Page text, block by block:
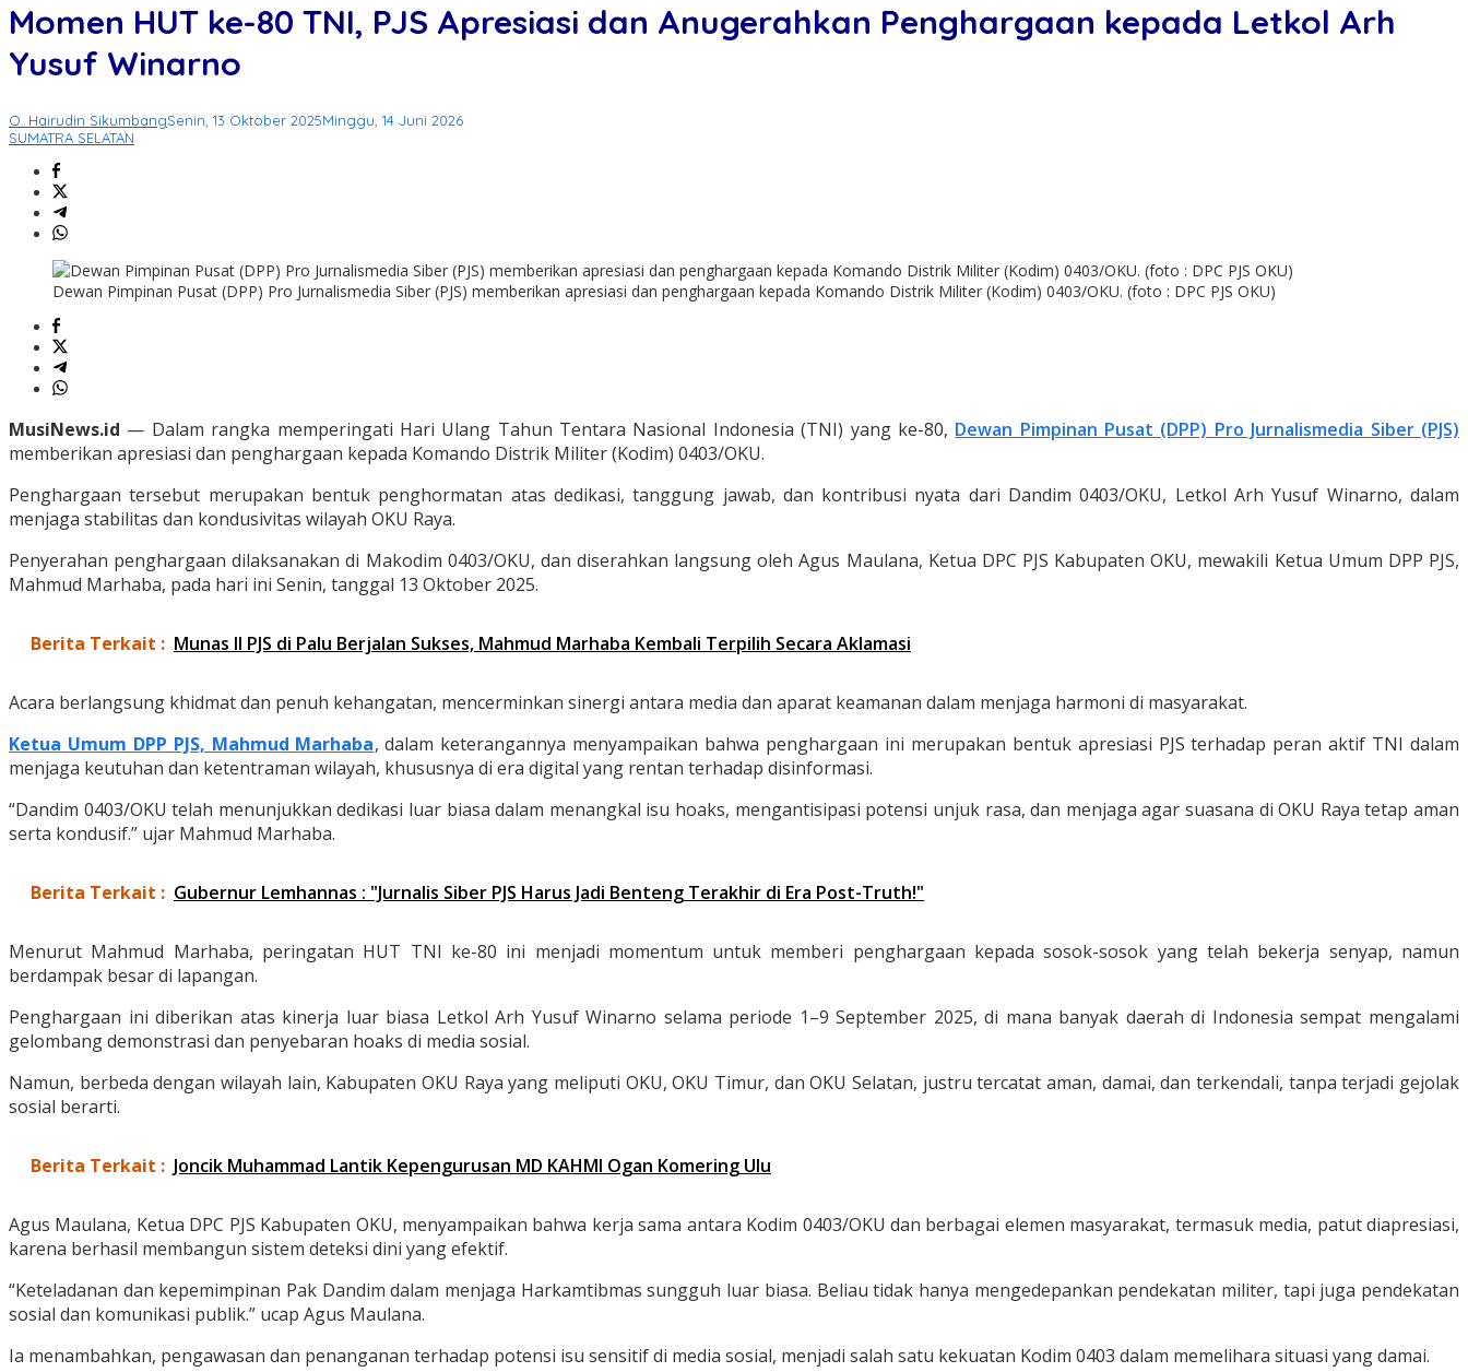
Momen HUT ke-80 TNI, PJS Apresiasi dan Anugerahkan Penghargaan kepada Letkol Arh
Yusuf Winarno
O. Hairudin SikumbangSenin, 13 Oktober 2025Minggu, 14 Juni 2026
SUMATRA SELATAN
Dewan Pimpinan Pusat (DPP) Pro Jurnalismedia Siber (PJS) memberikan apresiasi dan penghargaan kepada Komando Distrik Militer (Kodim) 0403/OKU. (foto : DPC PJS OKU)
MusiNews.id — Dalam rangka memperingati Hari Ulang Tahun Tentara Nasional Indonesia (TNI) yang ke-80, Dewan Pimpinan Pusat (DPP) Pro Jurnalismedia Siber (PJS)
memberikan apresiasi dan penghargaan kepada Komando Distrik Militer (Kodim) 0403/OKU.
Penghargaan tersebut merupakan bentuk penghormatan atas dedikasi, tanggung jawab, dan kontribusi nyata dari Dandim 0403/OKU, Letkol Arh Yusuf Winarno, dalam
menjaga stabilitas dan kondusivitas wilayah OKU Raya.
Penyerahan penghargaan dilaksanakan di Makodim 0403/OKU, dan diserahkan langsung oleh Agus Maulana, Ketua DPC PJS Kabupaten OKU, mewakili Ketua Umum DPP PJS,
Mahmud Marhaba, pada hari ini Senin, tanggal 13 Oktober 2025.
Berita Terkait : Munas II PJS di Palu Berjalan Sukses, Mahmud Marhaba Kembali Terpilih Secara Aklamasi
Acara berlangsung khidmat dan penuh kehangatan, mencerminkan sinergi antara media dan aparat keamanan dalam menjaga harmoni di masyarakat.
Ketua Umum DPP PJS, Mahmud Marhaba, dalam keterangannya menyampaikan bahwa penghargaan ini merupakan bentuk apresiasi PJS terhadap peran aktif TNI dalam
menjaga keutuhan dan ketentraman wilayah, khususnya di era digital yang rentan terhadap disinformasi.
“Dandim 0403/OKU telah menunjukkan dedikasi luar biasa dalam menangkal isu hoaks, mengantisipasi potensi unjuk rasa, dan menjaga agar suasana di OKU Raya tetap aman
serta kondusif.” ujar Mahmud Marhaba.
Berita Terkait : Gubernur Lemhannas : "Jurnalis Siber PJS Harus Jadi Benteng Terakhir di Era Post-Truth!"
Menurut Mahmud Marhaba, peringatan HUT TNI ke-80 ini menjadi momentum untuk memberi penghargaan kepada sosok-sosok yang telah bekerja senyap, namun
berdampak besar di lapangan.
Penghargaan ini diberikan atas kinerja luar biasa Letkol Arh Yusuf Winarno selama periode 1–9 September 2025, di mana banyak daerah di Indonesia sempat mengalami
gelombang demonstrasi dan penyebaran hoaks di media sosial.
Namun, berbeda dengan wilayah lain, Kabupaten OKU Raya yang meliputi OKU, OKU Timur, dan OKU Selatan, justru tercatat aman, damai, dan terkendali, tanpa terjadi gejolak
sosial berarti.
Berita Terkait : Joncik Muhammad Lantik Kepengurusan MD KAHMI Ogan Komering Ulu
Agus Maulana, Ketua DPC PJS Kabupaten OKU, menyampaikan bahwa kerja sama antara Kodim 0403/OKU dan berbagai elemen masyarakat, termasuk media, patut diapresiasi,
karena berhasil membangun sistem deteksi dini yang efektif.
“Keteladanan dan kepemimpinan Pak Dandim dalam menjaga Harkamtibmas sungguh luar biasa. Beliau tidak hanya mengedepankan pendekatan militer, tapi juga pendekatan
sosial dan komunikasi publik.” ucap Agus Maulana.
Ia menambahkan, pengawasan dan penanganan terhadap potensi isu sensitif di media sosial, menjadi salah satu kekuatan Kodim 0403 dalam memelihara situasi yang damai.